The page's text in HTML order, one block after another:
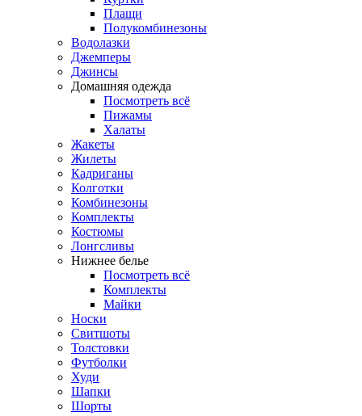
Плащи
Полукомбинезоны
Водолазки
Джемперы
Джинсы
Домашняя одежда
Посмотреть всё
Пижамы
Халаты
Жакеты
Жилеты
Кадриганы
Колготки
Комбинезоны
Комплекты
Костюмы
Лонгсливы
Нижнее белье
Посмотреть всё
Комплекты
Майки
Носки
Свитшоты
Толстовки
Футболки
Худи
Шапки
Шорты